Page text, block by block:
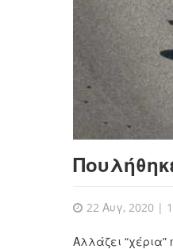
22 Αυγ, 2020 |
Αλλάζει “χέρια”